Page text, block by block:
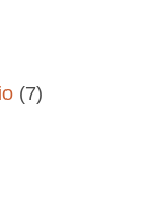
(7)